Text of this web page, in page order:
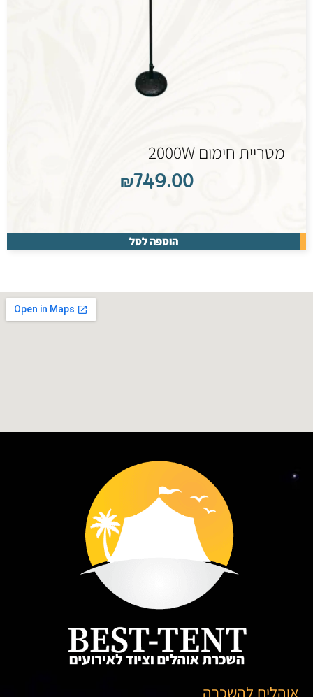
מטריית חימום 2000W
₪749.00
הוספה לסל